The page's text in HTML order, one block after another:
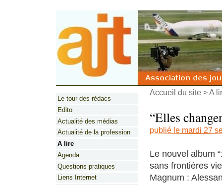
Accueil du site>A
“Elles
publié le mardi 27
Le nouvel album
sans frontières
Magnum :
Le tour des rédacs
Edito
Actualité des médias
Actualité de la profession
A lire
Agenda
Questions pratiques
Liens Internet